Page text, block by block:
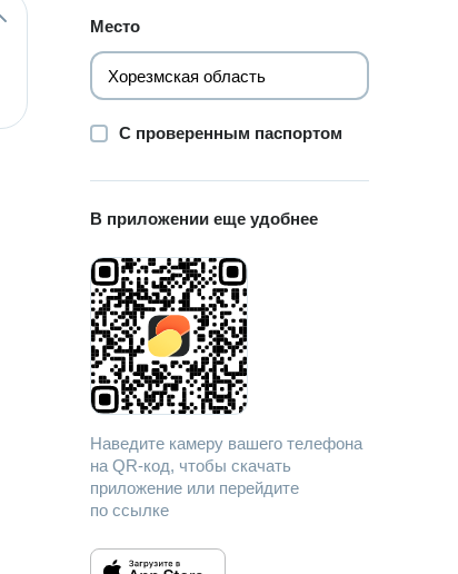
Место
С проверенным паспортом
В приложении еще удобнее
Наведите камеру вашего телефона
на QR-код, чтобы скачать
приложение или перейдите
по ссылке